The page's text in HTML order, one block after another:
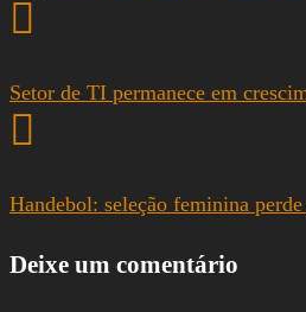
Setor de TI permanece em
Handebol: seleção feminina
Deixe um comentário